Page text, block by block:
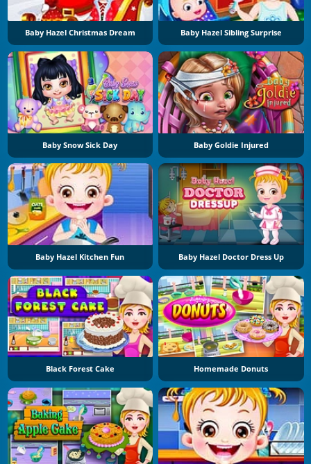
Baby Hazel Christmas Dream Baby Hazel Sibling Surprise
Baby Snow Sick Day Baby Goldie Injured
Baby Hazel Kitchen Fun Baby Hazel Doctor Dress Up
Black Forest Cake Homemade Donuts